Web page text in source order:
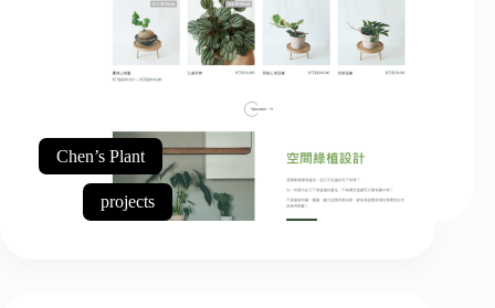
Chen’s Plant
projects